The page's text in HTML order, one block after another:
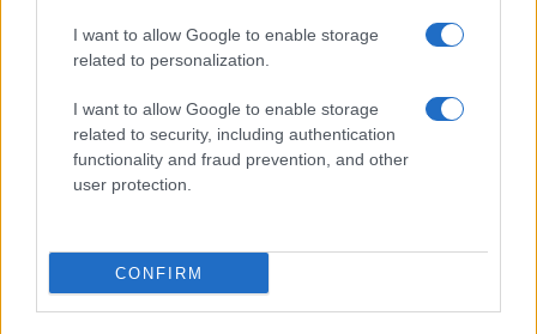
I want to allow Google to enable storage
related to personalization.
I want to allow Google to enable storage
related to security, including authentication
functionality and fraud prevention, and other
user protection.
CONFIRM
I nostri cari
I nostri cari